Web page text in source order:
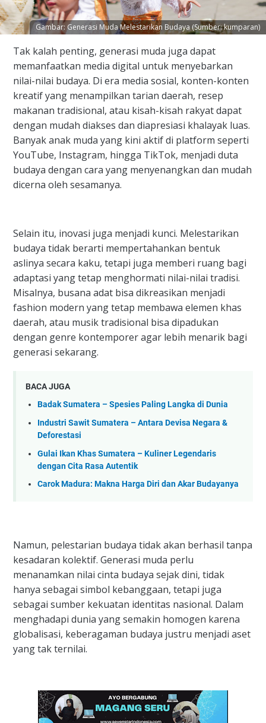
Gambar: Generasi Muda Melestarikan Budaya (Sumber: kumparan)
Tak kalah penting, generasi muda juga dapat
memanfaatkan media digital untuk menyebarkan
nilai-nilai budaya. Di era media sosial, konten-konten
kreatif yang menampilkan tarian daerah, resep
makanan tradisional, atau kisah-kisah rakyat dapat
dengan mudah diakses dan diapresiasi khalayak luas.
Banyak anak muda yang kini aktif di platform seperti
YouTube, Instagram, hingga TikTok, menjadi duta
budaya dengan cara yang menyenangkan dan mudah
dicerna oleh sesamanya.
Selain itu, inovasi juga menjadi kunci. Melestarikan
budaya tidak berarti mempertahankan bentuk
aslinya secara kaku, tetapi juga memberi ruang bagi
adaptasi yang tetap menghormati nilai-nilai tradisi.
Misalnya, busana adat bisa dikreasikan menjadi
fashion modern yang tetap membawa elemen khas
daerah, atau musik tradisional bisa dipadukan
dengan genre kontemporer agar lebih menarik bagi
generasi sekarang.
BACA JUGA
Badak Sumatera – Spesies Paling Langka di Dunia
Industri Sawit Sumatera – Antara Devisa Negara &
Deforestasi
Gulai Ikan Khas Sumatera – Kuliner Legendaris
dengan Cita Rasa Autentik
Carok Madura: Makna Harga Diri dan Akar Budayanya
Namun, pelestarian budaya tidak akan berhasil tanpa
kesadaran kolektif. Generasi muda perlu
menanamkan nilai cinta budaya sejak dini, tidak
hanya sebagai simbol kebanggaan, tetapi juga
sebagai sumber kekuatan identitas nasional. Dalam
menghadapi dunia yang semakin homogen karena
globalisasi, keberagaman budaya justru menjadi aset
yang tak ternilai.